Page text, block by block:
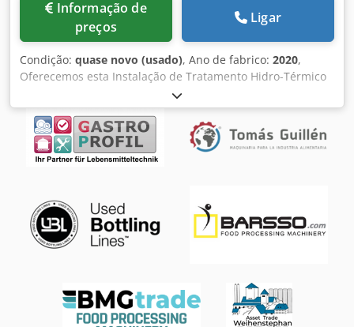
preços
Ligar
Condição: quase novo (usado), Ano de fabrico: 2020,
Oferecemos esta Instalação de Tratamento Hidro-Térmico
IWT Moldrup-SPP usada. Planta industrial MOLDRUP-SPP
projetada para modificação hidro-térmica de madeira com
até 2.600 mm de diâmetro e 12.000 mm de comprimento.
Construída em aço inoxidável de alta resistência e
projetada para produção industrial contínua com controle
mm Instalação de tratamento hidro-térmico industrial
desenvolvida para a modificação térmica eficiente e
uniforme da madeira, em ambiente controlado e livre de
aproximada para 15–22 m³ de madeira por ciclo, operando
sob pressão de até 12 bar (absoluto). Com automação total